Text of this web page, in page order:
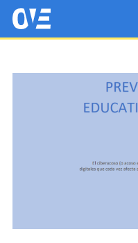
Saltar al contenido principal
OtrasVocesenEducacion.org